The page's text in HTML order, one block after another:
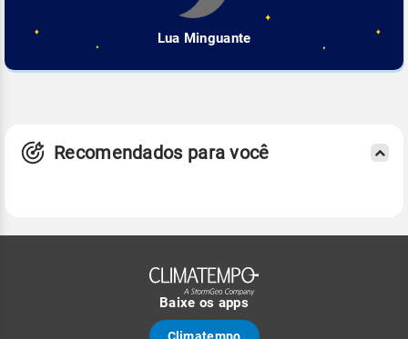
Lua Minguante
Recomendados para você
Baixe os apps
Climatempo